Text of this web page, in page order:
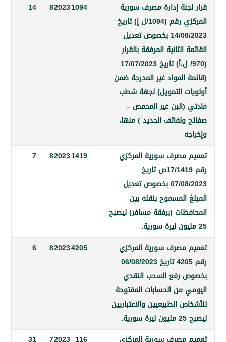
إدارة مصرف سورية
المركزي رقم (1094/ل إ) تاريخ
14/08/2023 بخصوص تعديل
المرفقة بالقرار
(970/ ل.أ) تاريخ 17/07/2023
غير المدرجة ضمن
التمويل) لجهة شطب
غير المحمص –
الحديد ) منها،
1094
14
سورية المركزي
رقم 17/1419ص تاريخ
07/08/2023 بخصوص تعديل
المسموح بنقله بين
(برفقة مسافر) ليصبح
1419
7
سورية المركزي
رقم 4205 تاريخ 06/08/2023
رفع السحب النقدي
من الحسابات المفتوحة
الطبيعيين والاعتباريين
4205
6